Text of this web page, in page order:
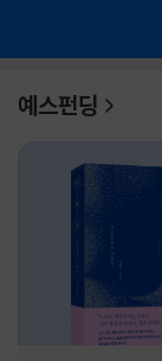
예스펀딩